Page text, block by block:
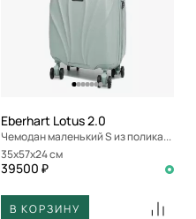
По убыванию цены
По размеру скидки
По скорости доставки
Eberhart Lotus 2.0
Чемодан маленький S из поликарбоната
35x57x24 см
39500 ₽
В КОРЗИНУ